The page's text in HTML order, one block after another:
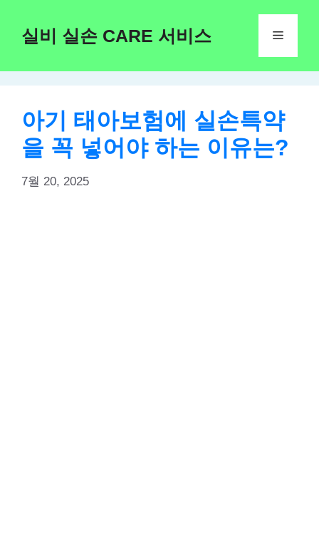
content
실비 실손 CARE 서비스 Menu
아기 태아보험에 실손특약
을 꼭 넣어야 하는 이유는?
7월 20, 2025